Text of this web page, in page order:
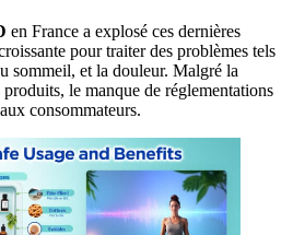
en France a explosé ces dernières
pour traiter des problèmes tels
sommeil, et la douleur. Malgré la
le manque de réglementations
consommateurs.